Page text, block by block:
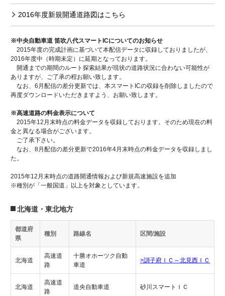
2016年度新規開通道路図はこちら
※中央自動車道 笛吹八代スマートICについてのお知らせ
2015年度の完成計画に基づいて本配信データに収録しておりましたが、
2016年度中（時期未定）に延期となっております。
開通までの期間のルート探索結果が現状の道路状況に合わない可能性が
ありますが、ご了承の程お願い致します。
なお、6月配信の差分更新では、本スマートICの収録を削除しましたので
再度ダウンロードいただきますよう、お願い致します。
※高速道路の料金表示について
2015年12月末時点の料金データを収録しております。そのため現在の料
金と異なる場合がございます。
ご了承下さい。
なお、8月配信の差分更新で2016年4月末時点の料金データを収録しまし
た。
2015年12月末時点の道路開通情報および新規高速施設を追加
※種別が「一般国道」以上を対象としています。
北海道・東北地方
都道府
県
種別 路線名 区間/施設
北海道
高速道
路
十勝オホーツク自動
車道
>訓子府ＩＣ～北見西ＩＣ
北海道
高速道
路
道央自動車道 砂川スマートＩＣ